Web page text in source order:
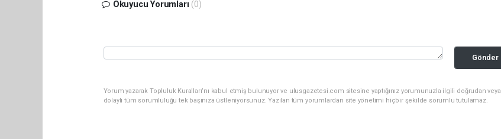
Okuyucu Yorumları (0)
Gönder
Yorum yazarak Topluluk Kuralları’nı kabul etmiş bulunuyor ve ulusgazetesi.com sitesine yaptığınız yorumunuzla ilgili doğrudan veya
dolaylı tüm sorumluluğu tek başınıza üstleniyorsunuz. Yazılan tüm yorumlardan site yönetimi hiçbir şekilde sorumlu tutulamaz.